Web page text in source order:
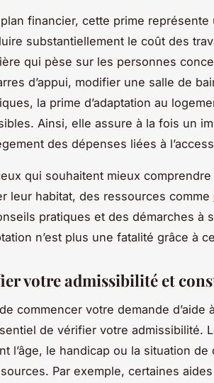
financier, cette prime
substantiellement le coût des
qui pèse sur les personnes
d’appui, modifier une salle de
la prime d’adaptation au
Ainsi, elle assure à la fois un
des dépenses liées à
qui souhaitent mieux
leur habitat, des ressources comme
pratiques et des démarches à
n’est plus une fatalité grâce à
votre admissibilité et
commencer votre demande d’aide
de vérifier votre admissibilité.
l’âge, le handicap ou la situation
Par exemple, certaines